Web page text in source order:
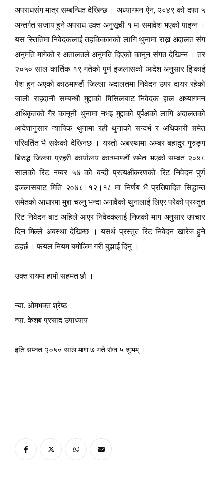
अपराधसंग मात्र सम्बन्धित देखिन्छ । अध्यागमन ऐन, २०४९ को दफा ५
अन्तर्गत सजाय हुने अपराध उक्त अनुसूची १ मा समावेश भएको पाइन्न ।
यस स्तितिमा निवेदकलाई तहकिकातको लागि थुनामा राख्न अदालत संग
अनुमति मागेको र अतालतले अनुमति दिएको कानून संगत देखिन्न । तर
२०५० साल कार्तिक १९ गतेको पुर्ण इजलासको आदेश अनुसार झिकाई
पेश हुन अएको काठमाण्डौं जिल्ला अदालतमा निवेदन उपर दायर रहेको
जाली राहदानी सम्बन्धी मुद्दाको मिसिलबाट निवेदक हाल अध्यागमन
अधिकृतको गैर कानूनी थुनामा नभइ मुद्दाको पुर्पक्षको लागि अदालतको
आदेशानुसार न्यायिक थुनामा रही थुनाको सन्दर्भ र अधिकारी समेत
परिवर्तित भै सकेको देखिनछ । यस्तो अबस्थामा अम्बर बहादुर गुरुङ्ग
बिरुद्ध जिल्ला प्रहरी कार्यालय काठमाण्डौं समेत भएको सम्बत २०४८
सालको रिट नम्बर ५४ को बन्दी प्रत्यक्षीकरणको रिट निवेदन पुर्ण
इजलासबाट मिति २०४८।१२।१८ मा निर्णय भै प्रतिपादित सिद्धान्त
समेतको आधारमा मुद्दा चल्नु भन्दा अगावैको थुनालाई लिएर परेको प्रस्तुत
रिट निवेदन बाट अहिले आएर निवेदकलाई निजको माग अनुसार उपचार
दिन मिल्ले अबस्था देखिन्छ । यसर्थ प्रस्तुत रिट निवेदन खारेज हुने
ठहर्छ । फयल नियम बमोजिम गरी बुझाई दिनु ।
उक्त रायमा हामी सहमत छौ ।
न्या. ओमभक्त श्रेष्ठ
न्या. केशब प्रसाद उपाध्याय
इति सम्वत २०५० साल माघ ७ गते रोज ५ शुभम् ।